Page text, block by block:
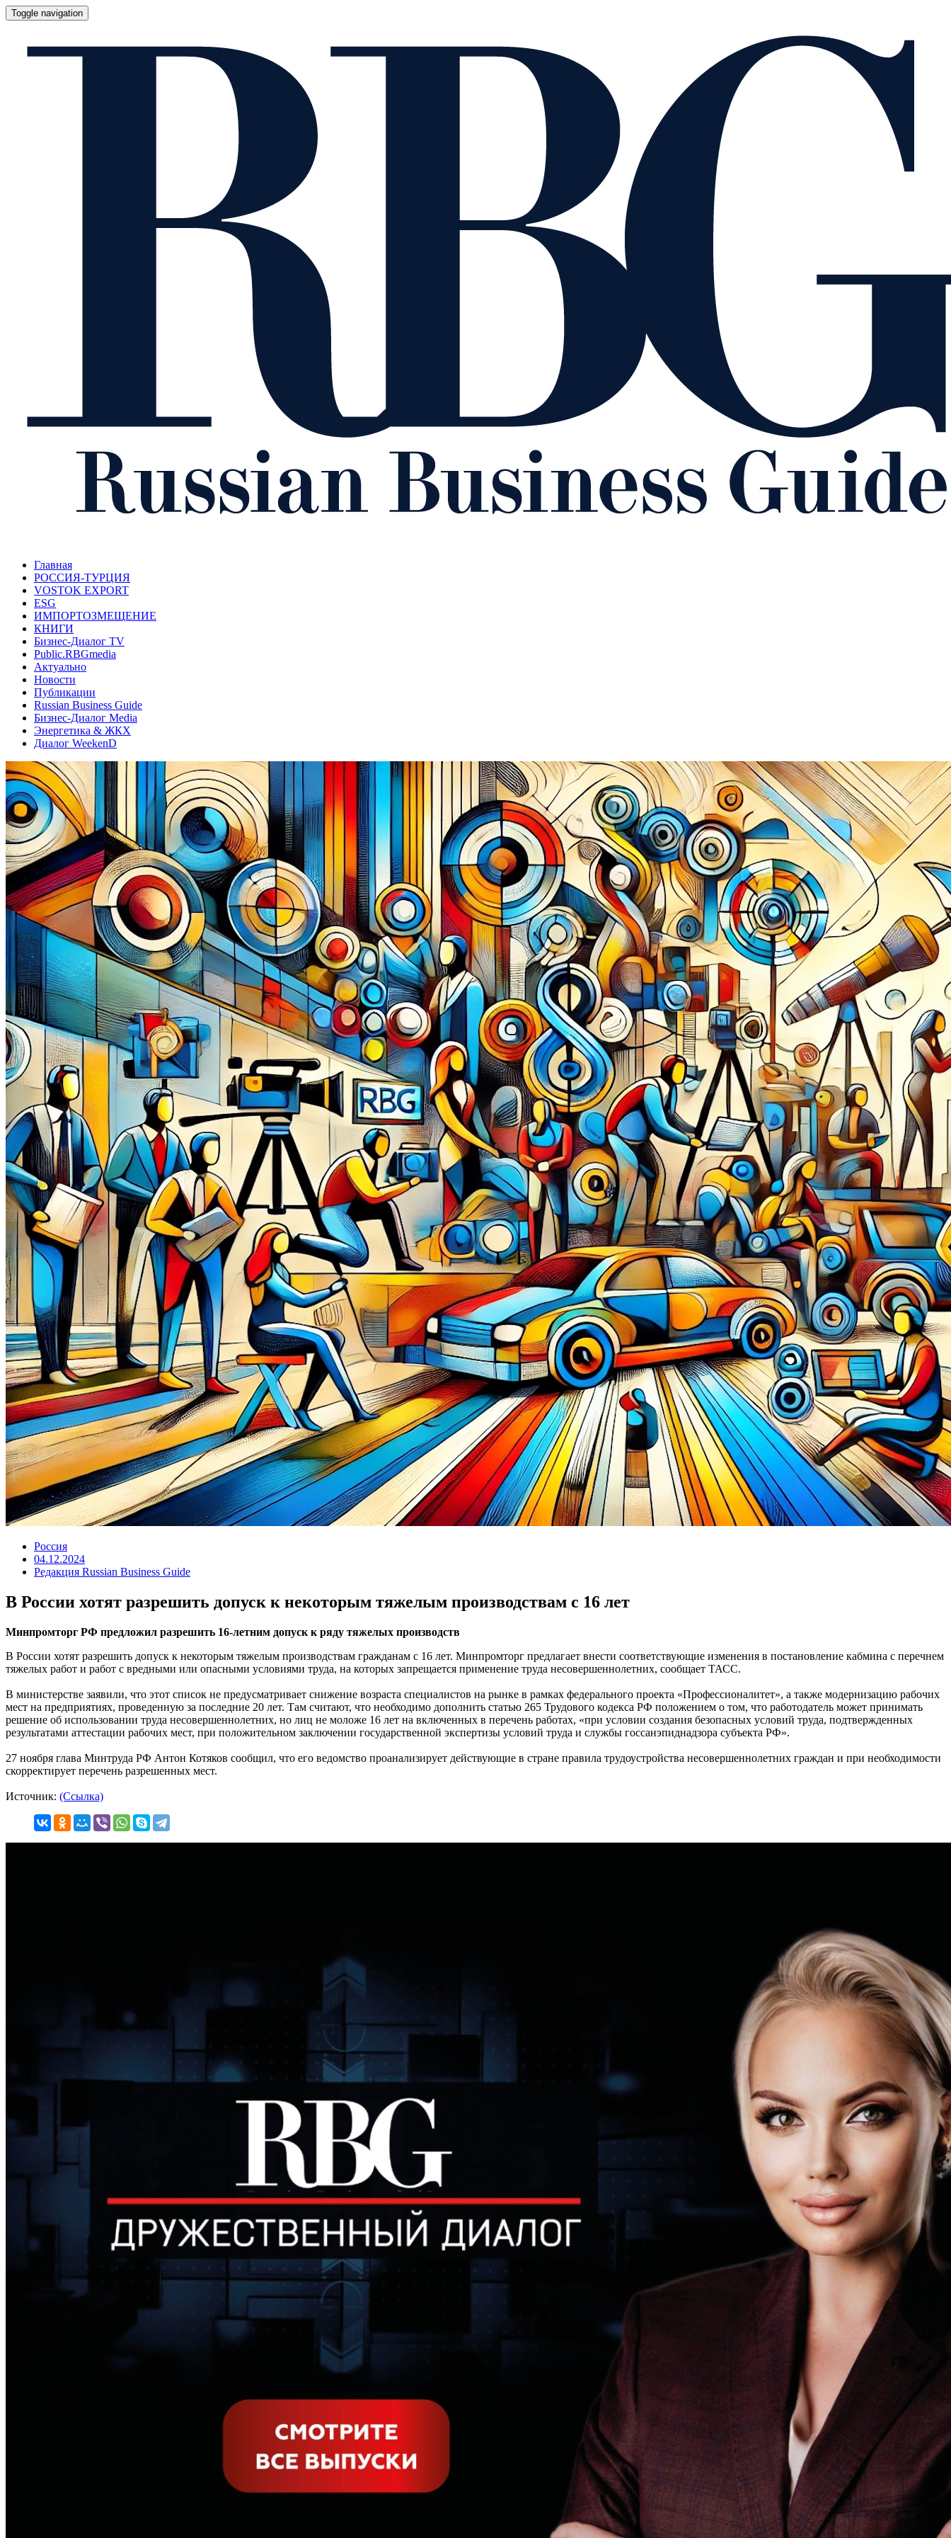
Toggle navigation
Главная
РОССИЯ-ТУРЦИЯ
VOSTOK EXPORT
ESG
ИМПОРТОЗМЕЩЕНИЕ
КНИГИ
Бизнес-Диалог TV
Public.RBGmedia
Актуально
Новости
Публикации
Russian Business Guide
Бизнес-Диалог Media
Энергетика & ЖКХ
Диалог WeekenD
Россия
04.12.2024
Редакция Russian Business Guide
В России хотят разрешить допуск к некоторым тяжелым производствам с 16 лет
Минпромторг РФ предложил разрешить 16-летним допуск к ряду тяжелых производств
В России хотят разрешить допуск к некоторым тяжелым производствам гражданам с 16 лет. Минпромторг предлагает внести соответствующие изменения в постановление кабмина с перечнем
тяжелых работ и работ с вредными или опасными условиями труда, на которых запрещается применение труда несовершеннолетних, сообщает ТАСС.
В министерстве заявили, что этот список не предусматривает снижение возраста специалистов на рынке в рамках федерального проекта «Профессионалитет», а также модернизацию рабочих
мест на предприятиях, проведенную за последние 20 лет. Там считают, что необходимо дополнить статью 265 Трудового кодекса РФ положением о том, что работодатель может принимать
решение об использовании труда несовершеннолетних, но лиц не моложе 16 лет на включенных в перечень работах, «при условии создания безопасных условий труда, подтвержденных
результатами аттестации рабочих мест, при положительном заключении государственной экспертизы условий труда и службы госсанэпиднадзора субъекта РФ».
27 ноября глава Минтруда РФ Антон Котяков сообщил, что его ведомство проанализирует действующие в стране правила трудоустройства несовершеннолетних граждан и при необходимости
скорректирует перечень разрешенных мест.
Источник: (Ссылка)